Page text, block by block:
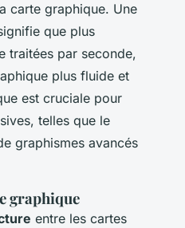
carte graphique. Une
que plus
traitées par seconde,
plus fluide et
est cruciale pour
telles que le
graphismes avancés
graphique
entre les cartes